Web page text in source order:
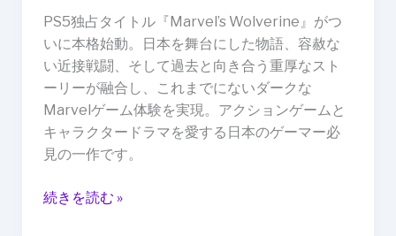
PS5独占タイトル『Marvel’s Wolverine』がつ
いに本格始動。日本を舞台にした物語、容赦な
い近接戦闘、そして過去と向き合う重厚なスト
ーリーが融合し、これまでにないダークな
Marvelゲーム体験を実現。アクションゲームと
キャラクタードラマを愛する日本のゲーマー必
見の一作です。
ン
を
塗
り
え
続きを読む »